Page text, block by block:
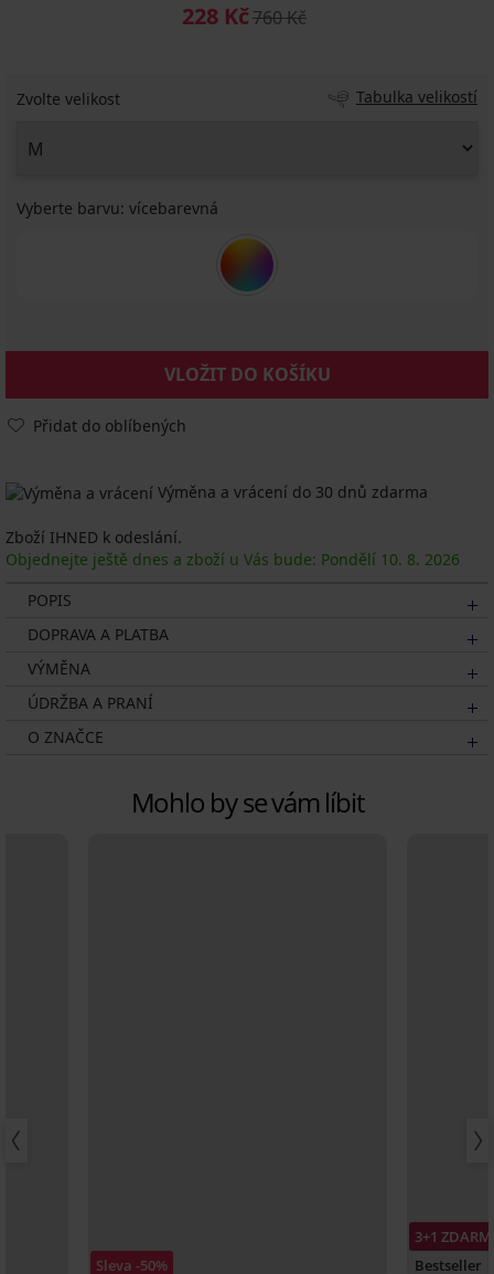
228 Kč760 Kč
Zvolte velikost Tabulka velikostí
Vyberte barvu: vícebarevná
VLOŽIT DO KOŠÍKU
Přidat do oblíbených
Výměna a vrácení do 30 dnů zdarma
Zboží IHNED k odeslání.
Objednejte ještě dnes a zboží u Vás bude: Pondělí 10. 8. 2026
POPIS
DOPRAVA A PLATBA
VÝMĚNA
ÚDRŽBA A PRANÍ
O ZNAČCE
Mohlo by se vám líbit
Sleva -50%
3+1
Bestseller